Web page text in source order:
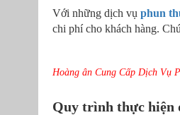
Với những dịch vụ phun
chi phí cho khách hàng.
Hoàng ân Cung Cấp Dịch Vụ
Quy trình thực hiện